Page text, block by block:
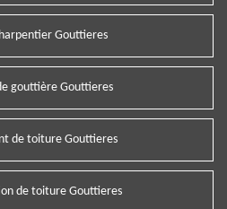
Gouttieres
gouttière Gouttieres
de toiture Gouttieres
de toiture Gouttieres